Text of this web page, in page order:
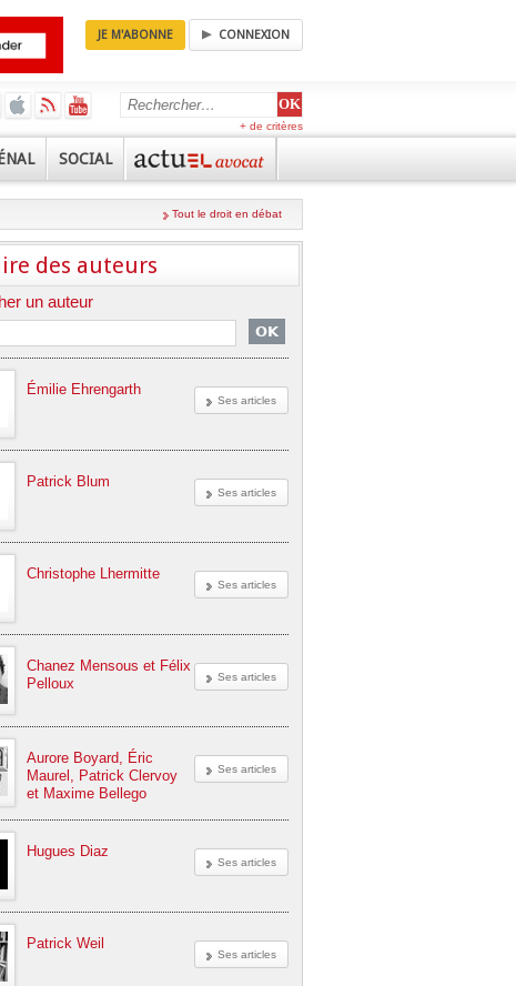
JE M'ABONNE CONNEXION
+ de critères
SOCIAL
Tout le droit en débat
des auteurs
un auteur
Ses articles
Émilie Ehrengarth
Ses articles
Patrick Blum
Ses articles
Christophe Lhermitte
Ses articles
Chanez Mensous et Félix
Pelloux
Ses articles
Aurore Boyard, Éric
Maurel, Patrick Clervoy
et Maxime Bellego
Ses articles
Hugues Diaz
Ses articles
Patrick Weil